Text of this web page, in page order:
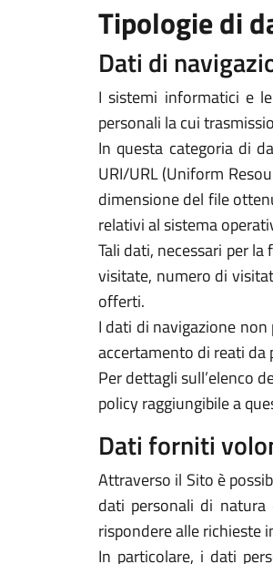
Tipologie di
Dati di
I sistemi informatici e
personali la cui
In questa categoria di
URI/URL (Uniform
dimensione del file
relativi al sistema
Tali dati, necessari per
visitate, numero di
offerti.
I dati di navigazione
accertamento di reati
Per dettagli sull’elenco
policy raggiungibile a
Dati forniti
Attraverso il Sito è
dati personali di
rispondere alle richieste
In particolare, i dati